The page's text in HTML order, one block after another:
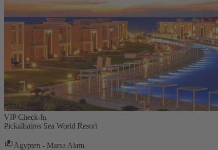
VIP Check-In
Pickalbatros Sea World Resort
Ägypten - Marsa Alam